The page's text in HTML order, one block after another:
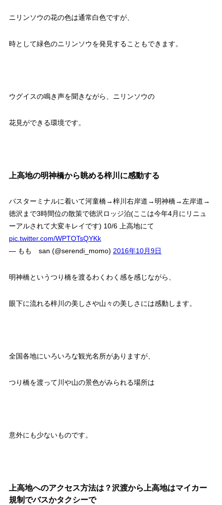
ニリンソウの花の色は通常白色ですが、
時として緑色のニリンソウを発見することもできます。
ウグイスの鳴き声を聞きながら、ニリンソウの
花見ができる環境です。
上高地の明神橋から眺める梓川に感動する
バスターミナルに着いて河童橋→梓川右岸道→明神橋→左岸道→
徳沢まで3時間位の散策で徳沢ロッジ泊(ここは今年4月にリニュ
ーアルされて大変キレイです) 10/6 上高地にて
pic.twitter.com/WPTOTsQYKk
— もも san (@serendi_momo) 2016年10月9日
明神橋というつり橋を渡るわくわく感を感じながら、
眼下に流れる梓川の美しさや山々の美しさには感動します。
全国各地にいろいろな観光名所がありますが、
つり橋を渡って川や山の景色がみられる場所は
意外にも少ないものです。
上高地へのアクセス方法は？沢渡から上高地はマイカー
規制でバスかタクシーで